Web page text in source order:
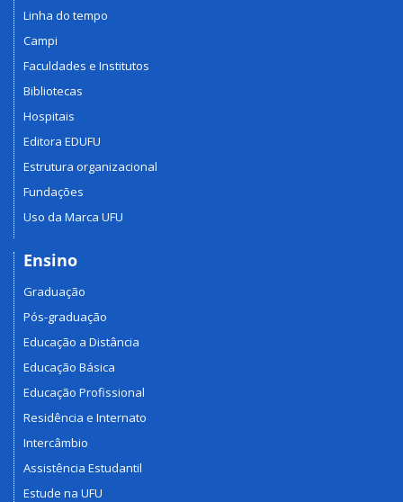
Linha do tempo
Campi
Faculdades e Institutos
Bibliotecas
Hospitais
Editora EDUFU
Estrutura organizacional
Fundações
Uso da Marca UFU
Ensino
Graduação
Pós-graduação
Educação a Distância
Educação Básica
Educação Profissional
Residência e Internato
Intercâmbio
Assistência Estudantil
Estude na UFU